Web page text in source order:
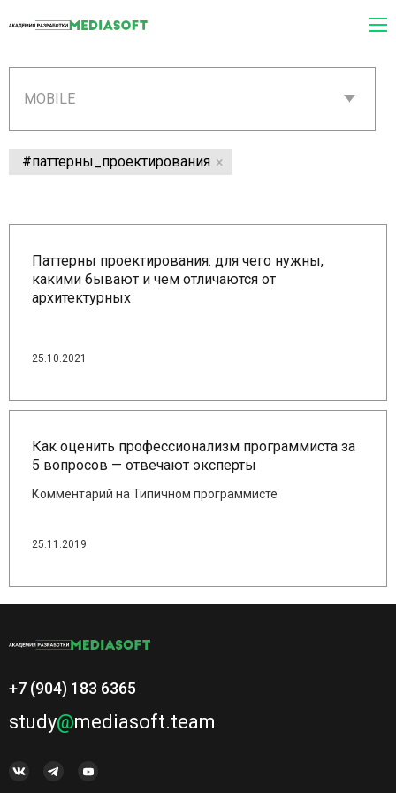
MOBILE
#паттерны_проектирования
Паттерны проектирования: для чего нужны,
какими бывают и чем отличаются от
архитектурных
25.10.2021
Как оценить профессионализм программиста за
5 вопросов — отвечают эксперты
Комментарий на Типичном программисте
25.11.2019
+7 (904) 183 6365
study@mediasoft.team